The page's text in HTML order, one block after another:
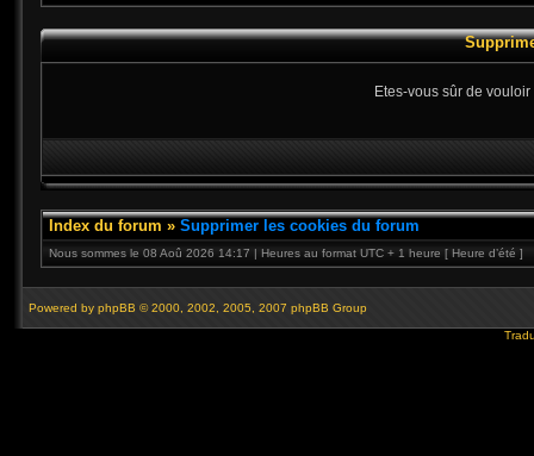
Etes-vous sûr de
Index du forum » Supprimer les cookies du forum
Nous sommes le 08 Aoû 2026 14:17 | Heures au format UTC + 1 heure [ Heure d’été ]
Powered by phpBB © 2000, 2002, 2005, 2007 phpBB Group